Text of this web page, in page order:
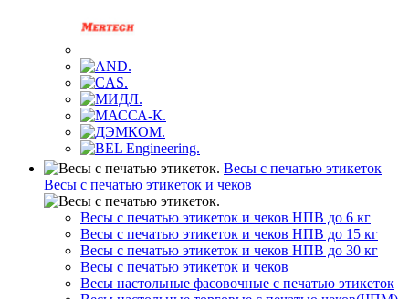
Весы с печатью этикеток
Весы с печатью этикеток и чеков
Весы с печатью этикеток и чеков НПВ до 6 кг
Весы с печатью этикеток и чеков НПВ до 15 кг
Весы с печатью этикеток и чеков НПВ до 30 кг
Весы с печатью этикеток и чеков
Весы настольные фасовочные с печатью этикеток